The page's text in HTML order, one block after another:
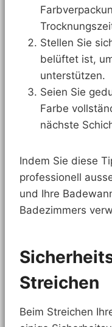
Stellen Sie
belüftet ist,
unterstützen.
Seien Sie
Farbe
nächste
Indem Sie diese
professionell
und Ihre
Badezimmers
Streichen
Beim Streichen